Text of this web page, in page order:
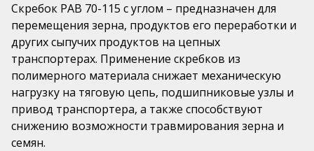
Шарики РАВ® для очистки промышленного
оборудования
Ролики полимерные РАВ®
Шарики РАВ® для гальванических ванн
Рыбозащитные шарики РАВ®
Подвижные шаровые насадки РАВ®
Бильные пальцы
Новости
Дилеры
Контакты
+7 (831) 438-70-53
mail@pls52.ru
Скребок РАВ 70-115 с углом – предназначен для
перемещения зерна, продуктов его переработки и
других сыпучих продуктов на цепных
транспортерах. Применение скребков из
полимерного материала снижает механическую
нагрузку на тяговую цепь, подшипниковые узлы и
привод транспортера, а также способствуют
снижению возможности травмирования зерна и
семян.